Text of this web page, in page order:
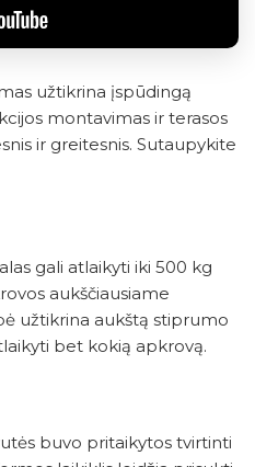
užtikrina įspūdingą
montavimas ir terasos
ir greitesnis. Sutaupykite
gali atlaikyti iki 500 kg
aukščiausiame
užtikrina aukštą stiprumo
bet kokią apkrovą.
buvo pritaikytos tvirtinti